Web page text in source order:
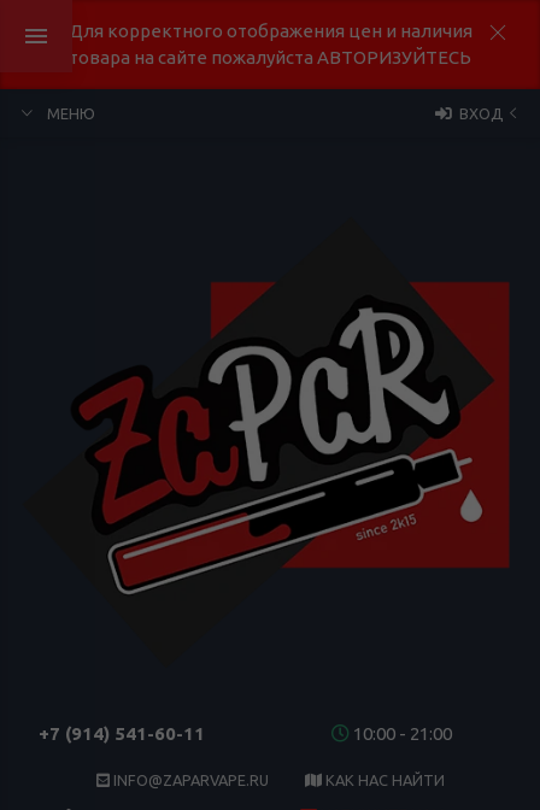
Для корректного отображения цен и наличия
товара на сайте пожалуйста АВТОРИЗУЙТЕСЬ
МЕНЮ ВХОД
+7 (914) 541-60-11 10:00 - 21:00
INFO@ZAPARVAPE.RU КАК НАС НАЙТИ